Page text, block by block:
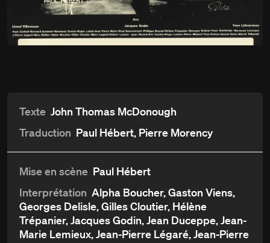
Texte John Thomas McDonough
Traduction Paul Hébert, Pierre Morency
Mise en scène Paul Hébert
Interprétation Alpha Boucher, Gaston Viens,
Georges Delisle, Gilles Cloutier, Hélène
Trépanier, Jacques Godin, Jean Duceppe, Jean-
Marie Lemieux, Jean-Pierre Légaré, Jean-Pierre